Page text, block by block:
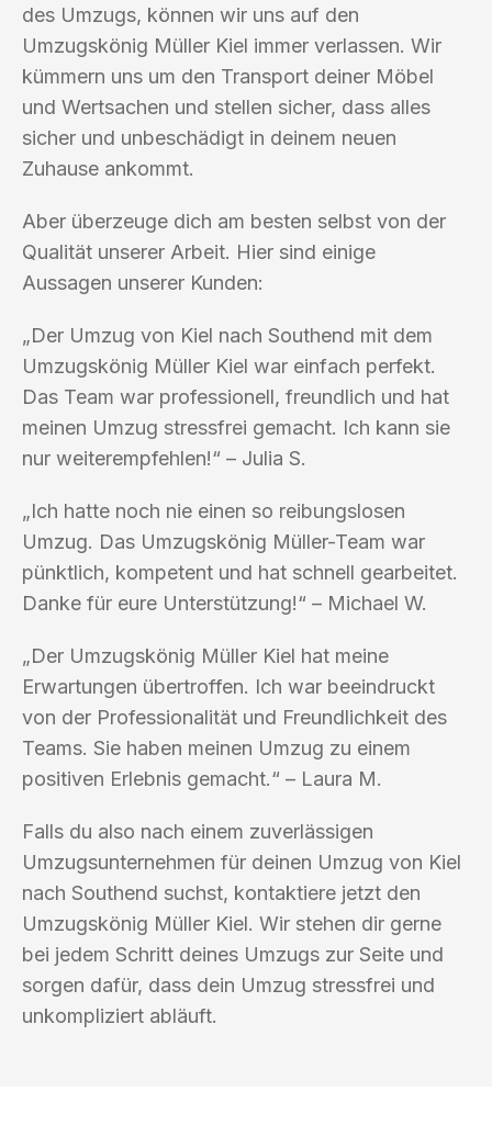
des Umzugs, können wir uns auf den
Umzugskönig Müller Kiel immer verlassen. Wir
kümmern uns um den Transport deiner Möbel
und Wertsachen und stellen sicher, dass alles
sicher und unbeschädigt in deinem neuen
Zuhause ankommt.
Aber überzeuge dich am besten selbst von der
Qualität unserer Arbeit. Hier sind einige
Aussagen unserer Kunden:
„Der Umzug von Kiel nach Southend mit dem
Umzugskönig Müller Kiel war einfach perfekt.
Das Team war professionell, freundlich und hat
meinen Umzug stressfrei gemacht. Ich kann sie
nur weiterempfehlen!“ – Julia S.
„Ich hatte noch nie einen so reibungslosen
Umzug. Das Umzugskönig Müller-Team war
pünktlich, kompetent und hat schnell gearbeitet.
Danke für eure Unterstützung!“ – Michael W.
„Der Umzugskönig Müller Kiel hat meine
Erwartungen übertroffen. Ich war beeindruckt
von der Professionalität und Freundlichkeit des
Teams. Sie haben meinen Umzug zu einem
positiven Erlebnis gemacht.“ – Laura M.
Falls du also nach einem zuverlässigen
Umzugsunternehmen für deinen Umzug von Kiel
nach Southend suchst, kontaktiere jetzt den
Umzugskönig Müller Kiel. Wir stehen dir gerne
bei jedem Schritt deines Umzugs zur Seite und
sorgen dafür, dass dein Umzug stressfrei und
unkompliziert abläuft.